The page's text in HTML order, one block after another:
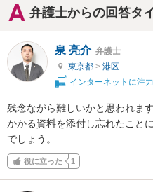
弁護士からの回答タ
泉 亮介 弁護士
東京都 > 港区
インターネットに注
残念ながら難しいかと思われます
かかる資料を添付し忘れたこと
でしょう。
役に立った 1